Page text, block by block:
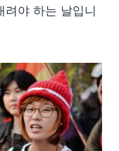
려야 하는 날입니